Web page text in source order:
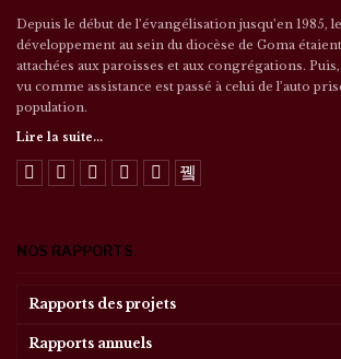
Depuis le début de l’évangélisation jusqu’en 1985,
développement au sein du diocèse de Goma
attachées aux paroisses et aux congrégations.
vu comme assistance est passé à celui de l’auto
population.
Lire la suite...
NOS RAPPORTS
Rapports des projets
Rapports annuels